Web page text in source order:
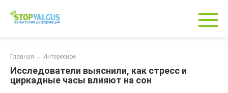
контенту
Главная → Интересное
Исследователи выяснили, как стресс и
циркадные часы влияют на сон